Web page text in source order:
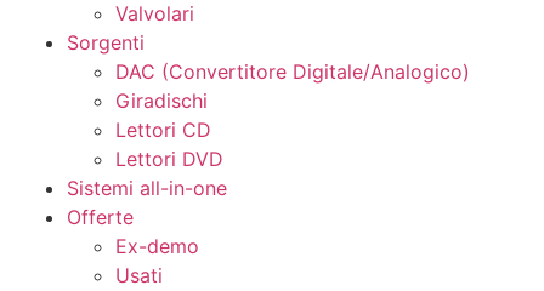
Valvolari
Sorgenti
DAC (Convertitore Digitale/Analogico)
Giradischi
Lettori CD
Lettori DVD
Sistemi all-in-one
Offerte
Ex-demo
Usati